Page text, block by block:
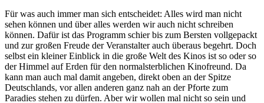
Für was auch immer man sich entscheidet: Alles wird man nicht
sehen können und über alles werden wir auch nicht schreiben
können. Dafür ist das Programm schier bis zum Bersten vollgepackt
und zur großen Freude der Veranstalter auch überaus begehrt. Doch
selbst ein kleiner Einblick in die große Welt des Kinos ist so oder so
der Himmel auf Erden für den normalsterblichen Kinofreund. Da
kann man auch mal damit angeben, direkt oben an der Spitze
Deutschlands, vor allen anderen ganz nah an der Pforte zum
Paradies stehen zu dürfen. Aber wir wollen mal nicht so sein und